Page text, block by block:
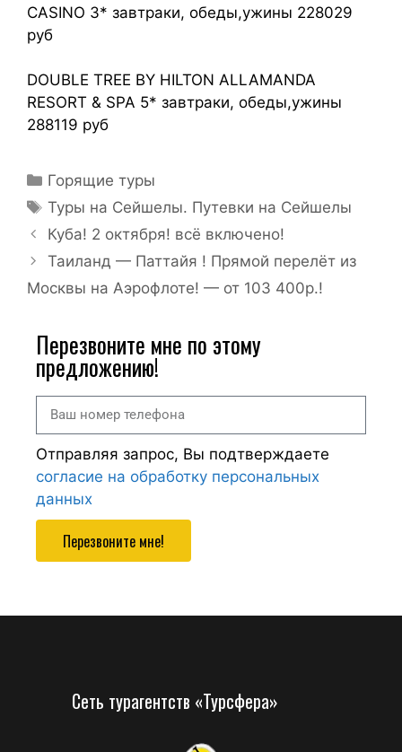
CASINO 3* завтраки, обеды,ужины 228029
руб
DOUBLE TREE BY HILTON ALLAMANDA
RESORT & SPA 5* завтраки, обеды,ужины
288119 руб
Горящие туры
Туры на Сейшелы. Путевки на Сейшелы
Куба! 2 октября! всё включено!
Таиланд — Паттайя ! Прямой перелёт из
Москвы на Аэрофлоте! — от 103 400р.!
Перезвоните мне по этому
предложению!
Отправляя запрос, Вы подтверждаете
согласие на обработку персональных
данных
Перезвоните мне!
Сеть турагентств «Турсфера»